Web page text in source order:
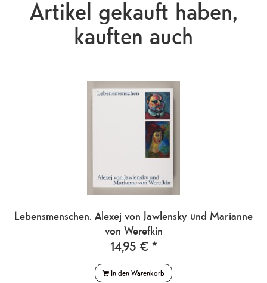
Artikel gekauft haben,
kauften auch
Lebensmenschen. Alexej von Jawlensky und Marianne
von Werefkin
14,95 € *
In den Warenkorb